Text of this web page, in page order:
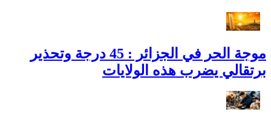
موجة الحر في الجزائر : 45 درجة وتحذير
برتقالي يضرب هذه الولايات